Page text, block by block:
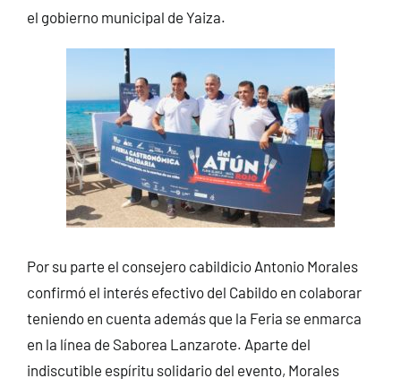
el gobierno municipal de Yaiza.
Por su parte el consejero cabildicio Antonio Morales
confirmó el interés efectivo del Cabildo en colaborar
teniendo en cuenta además que la Feria se enmarca
en la línea de Saborea Lanzarote. Aparte del
indiscutible espíritu solidario del evento, Morales